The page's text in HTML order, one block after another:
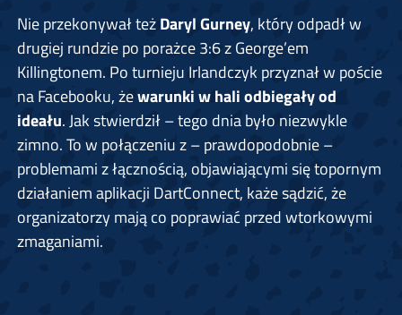
Nie przekonywał teżDaryl Gurney, który odpadł w
drugiej rundzie po porażce 3:6 z George’em
Killingtonem. Po turnieju Irlandczyk przyznał w poście
na Facebooku, żewarunki w hali odbiegały od
ideału. Jak stwierdził – tego dnia było niezwykle
zimno. To w połączeniu z – prawdopodobnie –
problemami z łącznością, objawiającymi się topornym
działaniem aplikacji DartConnect, każe sądzić, że
organizatorzy mają co poprawiać przed wtorkowymi
zmaganiami.